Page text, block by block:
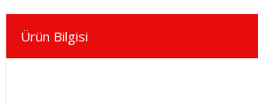
Ürün Bilgisi